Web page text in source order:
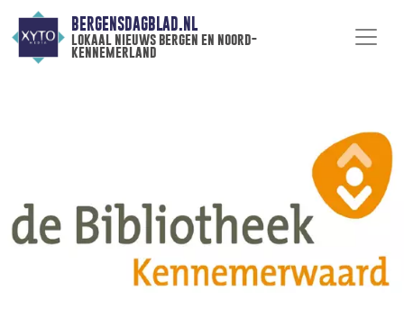
BERGENSDAGBLAD.NL
lokaal nieuws bergen en noord-
kennemerland